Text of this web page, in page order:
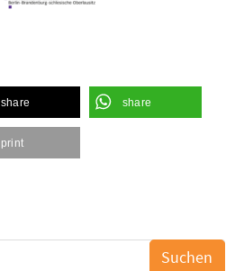
share share
print